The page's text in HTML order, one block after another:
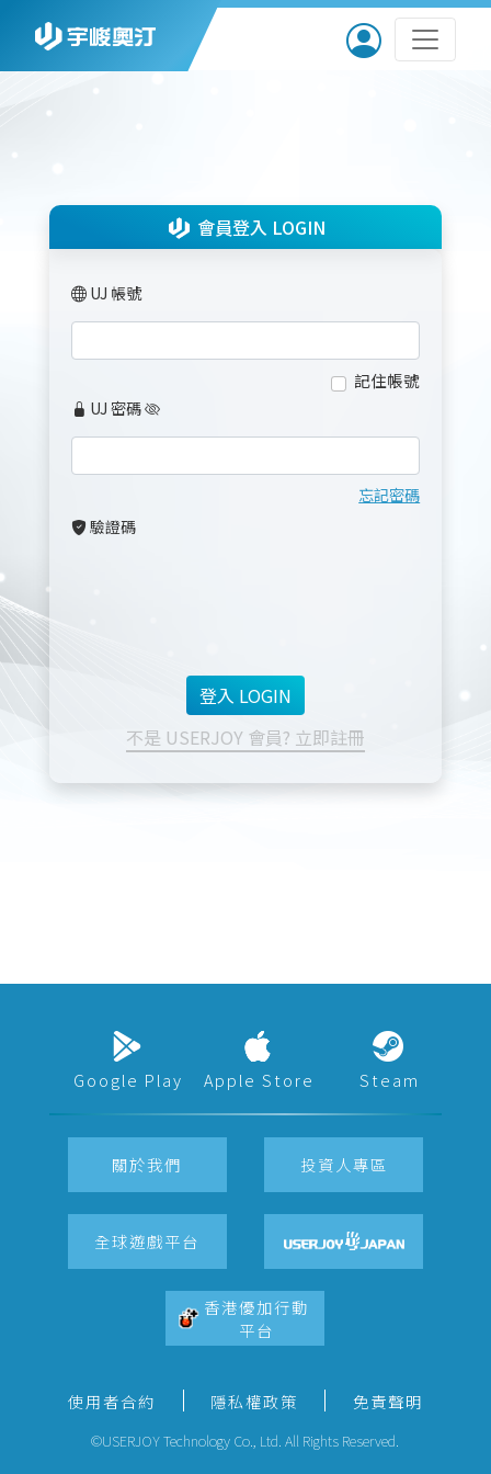
會員登入 LOGIN
UJ 帳號
記住帳號
UJ 密碼
忘記密碼
驗證碼
不是 USERJOY 會員? 立即註冊
Google Play Apple Store Steam
關於我們 投資人專區
全球遊戲平台
香港優加行動
平台
使用者合約 隱私權政策 免責聲明
©USERJOY Technology Co., Ltd. All Rights Reserved.